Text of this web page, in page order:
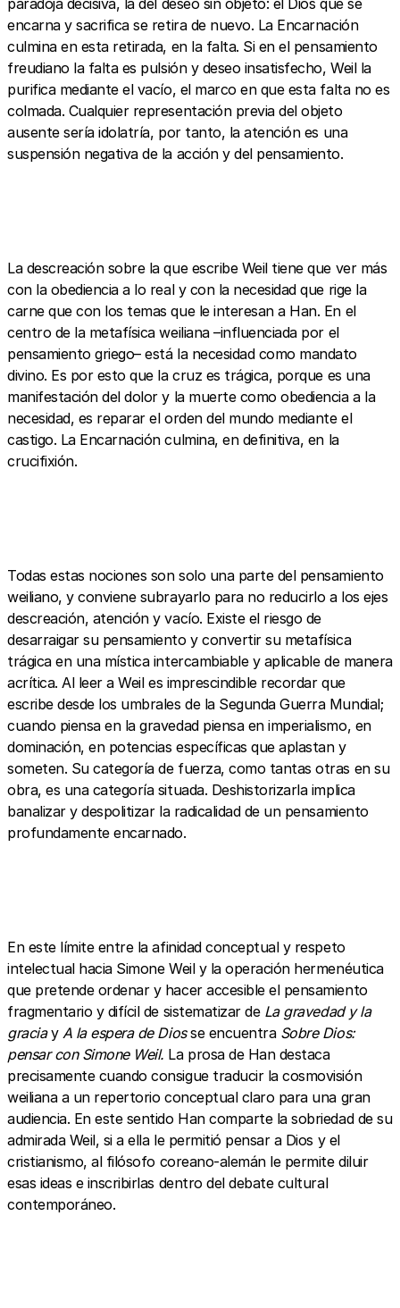
encarna y sacrifica se retira de nuevo. La Encarnación
culmina en esta retirada, en la falta. Si en el pensamiento
freudiano la falta es pulsión y deseo insatisfecho, Weil la
purifica mediante el vacío, el marco en que esta falta no es
colmada. Cualquier representación previa del objeto
ausente sería idolatría, por tanto, la atención es una
suspensión negativa de la acción y del pensamiento.
La descreación sobre la que escribe Weil tiene que ver más
con la obediencia a lo real y con la necesidad que rige la
carne que con los temas que le interesan a Han. En el
centro de la metafísica weiliana –influenciada por el
pensamiento griego– está la necesidad como mandato
divino. Es por esto que la cruz es trágica, porque es una
manifestación del dolor y la muerte como obediencia a la
necesidad, es reparar el orden del mundo mediante el
castigo. La Encarnación culmina, en definitiva, en la
crucifixión.
Todas estas nociones son solo una parte del pensamiento
weiliano, y conviene subrayarlo para no reducirlo a los ejes
descreación, atención y vacío. Existe el riesgo de
desarraigar su pensamiento y convertir su metafísica
trágica en una mística intercambiable y aplicable de manera
acrítica. Al leer a Weil es imprescindible recordar que
escribe desde los umbrales de la Segunda Guerra Mundial;
cuando piensa en la gravedad piensa en imperialismo, en
dominación, en potencias específicas que aplastan y
someten. Su categoría de fuerza, como tantas otras en su
obra, es una categoría situada. Deshistorizarla implica
banalizar y despolitizar la radicalidad de un pensamiento
profundamente encarnado.
En este límite entre la afinidad conceptual y respeto
intelectual hacia Simone Weil y la operación hermenéutica
que pretende ordenar y hacer accesible el pensamiento
fragmentario y difícil de sistematizar de La gravedad y la
graciay A la espera de Diosse encuentra Sobre Dios:
pensar con Simone Weil. La prosa de Han destaca
precisamente cuando consigue traducir la cosmovisión
weiliana a un repertorio conceptual claro para una gran
audiencia. En este sentido Han comparte la sobriedad de su
admirada Weil, si a ella le permitió pensar a Dios y el
cristianismo, al filósofo coreano-alemán le permite diluir
esas ideas e inscribirlas dentro del debate cultural
contemporáneo.